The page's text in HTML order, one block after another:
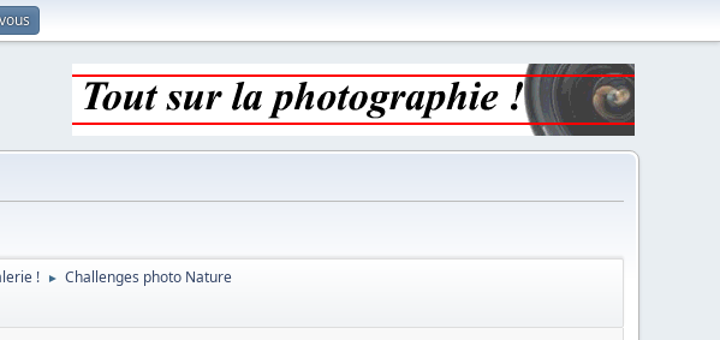
! ► Challenges photo Nature